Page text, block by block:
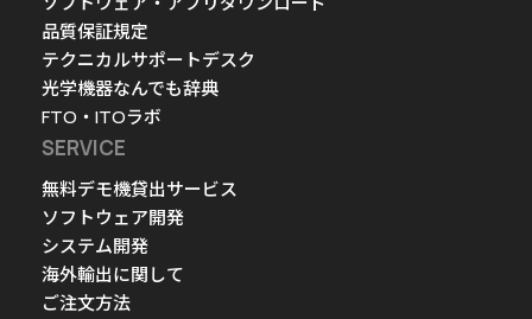
品質保証規定
テクニカルサポートデスク
光学機器なんでも辞典
FTO・ITOラボ
SERVICE
無料デモ機貸出サービス
ソフトウェア開発
システム開発
海外輸出に関して
ご注文方法